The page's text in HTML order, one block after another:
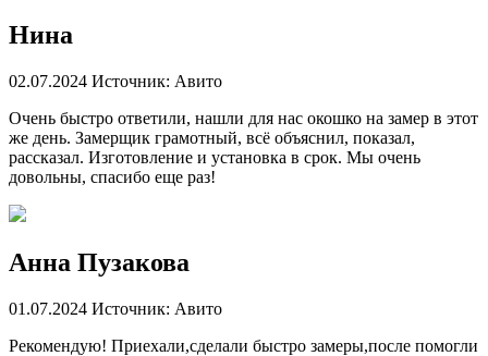
Нина
02.07.2024 Источник: Авито
Очень быстро ответили, нашли для нас окошко на замер в этот
же день. Замерщик грамотный, всё объяснил, показал,
рассказал. Изготовление и установка в срок. Мы очень
довольны, спасибо еще раз!
Анна Пузакова
01.07.2024 Источник: Авито
Рекомендую! Приехали,сделали быстро замеры,после помогли